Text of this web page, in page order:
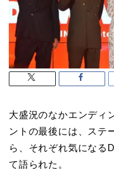
大盛況のなかエンディ
ントの最後には、ステ
ら、それぞれ気になる
て語られた。